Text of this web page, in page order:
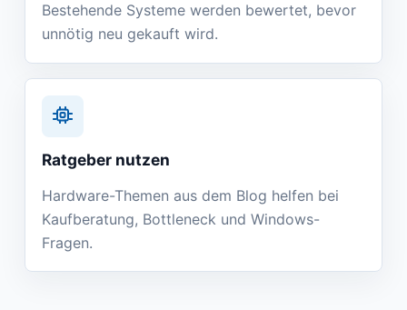
Bestehende Systeme werden bewertet, bevor
unnötig neu gekauft wird.
Ratgeber nutzen
Hardware-Themen aus dem Blog helfen bei
Kaufberatung, Bottleneck und Windows-
Fragen.